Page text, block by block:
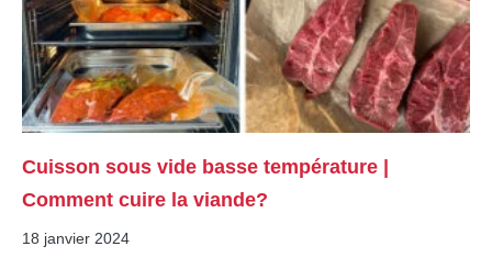
Cuisson sous vide basse température |
Comment cuire la viande?
18 janvier 2024